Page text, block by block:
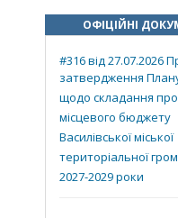
ОФІЦІЙНІ
#316 від 27.07.2026
затвердження
щодо складання
місцевого бюджету
Василівської міської
територіальної
2027-2029 роки